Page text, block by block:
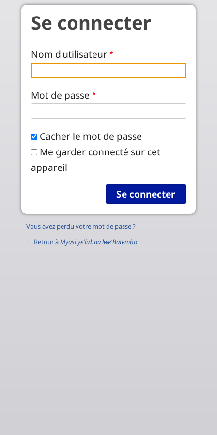
Aller au contenu principal
Se connecter
Nom d'utilisateur
Mot de passe
Cacher le mot de passe
Me garder connecté sur cet
appareil
Vous avez perdu votre mot de passe ?
← Retour àMyasi ye'lubaa lwe'Batembo